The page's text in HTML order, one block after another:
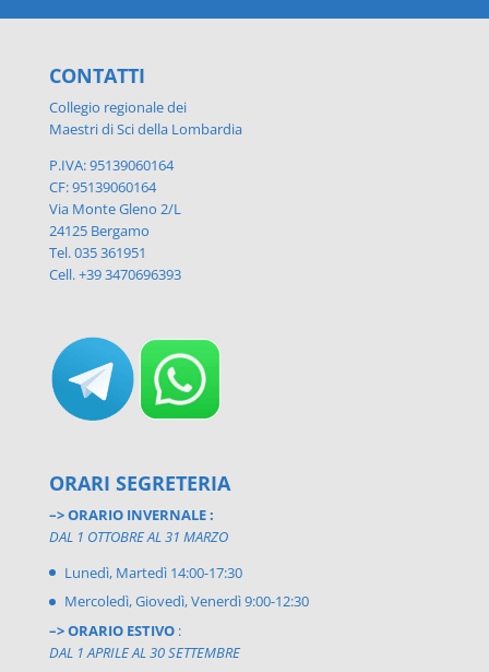
CONTATTI
Collegio regionale dei
Maestri di Sci della Lombardia
P.IVA: 95139060164
CF: 95139060164
Via Monte Gleno 2/L
24125 Bergamo
Tel. 035 361951
Cell. +39 3470696393
ORARI SEGRETERIA
–> ORARIO INVERNALE :
DAL 1 OTTOBRE AL 31 MARZO
Lunedì, Martedì 14:00-17:30
Mercoledì, Giovedì, Venerdì 9:00-12:30
–> ORARIO ESTIVO:
DAL 1 APRILE AL 30 SETTEMBRE